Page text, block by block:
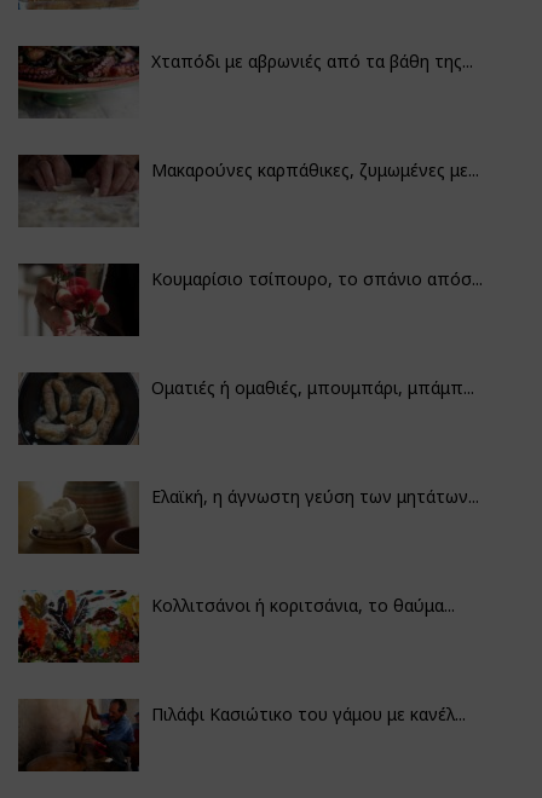
Χταπόδι με αβρωνιές από τα βάθη της...
Μακαρούνες καρπάθικες, ζυμωμένες με...
Κουμαρίσιο τσίπουρο, το σπάνιο απόσ...
Οματιές ή ομαθιές, μπουμπάρι, μπάμπ...
Ελαϊκή, η άγνωστη γεύση των μητάτων...
Κολλιτσάνοι ή κοριτσάνια, το θαύμα...
Πιλάφι Κασιώτικο του γάμου με κανέλ...